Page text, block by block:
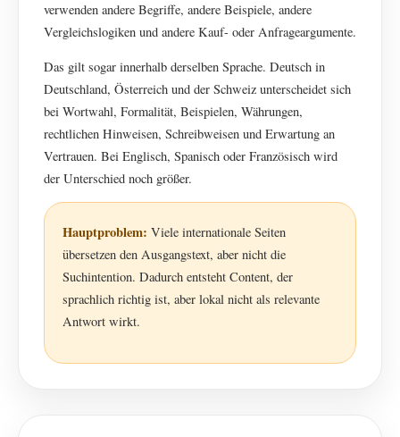
verwenden andere Begriffe, andere Beispiele, andere
Vergleichslogiken und andere Kauf- oder Anfrageargumente.
Das gilt sogar innerhalb derselben Sprache. Deutsch in
Deutschland, Österreich und der Schweiz unterscheidet sich
bei Wortwahl, Formalität, Beispielen, Währungen,
rechtlichen Hinweisen, Schreibweisen und Erwartung an
Vertrauen. Bei Englisch, Spanisch oder Französisch wird
der Unterschied noch größer.
Hauptproblem: Viele internationale Seiten
übersetzen den Ausgangstext, aber nicht die
Suchintention. Dadurch entsteht Content, der
sprachlich richtig ist, aber lokal nicht als relevante
Antwort wirkt.